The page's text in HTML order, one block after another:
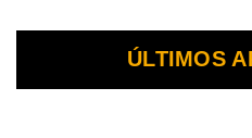
ÚLTIMOS